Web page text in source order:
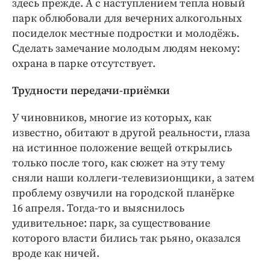
здесь прежде. А с наступлением тепла новый
парк облюбовали для вечерних алкогольных
посиделок местные подростки и молодёжь.
Сделать замечание молодым людям некому:
охрана в парке отсутствует.
Трудности передачи-приёмки
У чиновников, многие из которых, как
известно, обитают в другой реальности, глаза
на истинное положение вещей открылись
только после того, как сюжет на эту тему
сняли наши коллеги-телевизионщики, а затем
проблему озвучили на городской планёрке
16 апреля. Тогда-то и выяснилось
удивительное: парк, за существование
которого власти бились так рьяно, оказался
вроде как ничей.